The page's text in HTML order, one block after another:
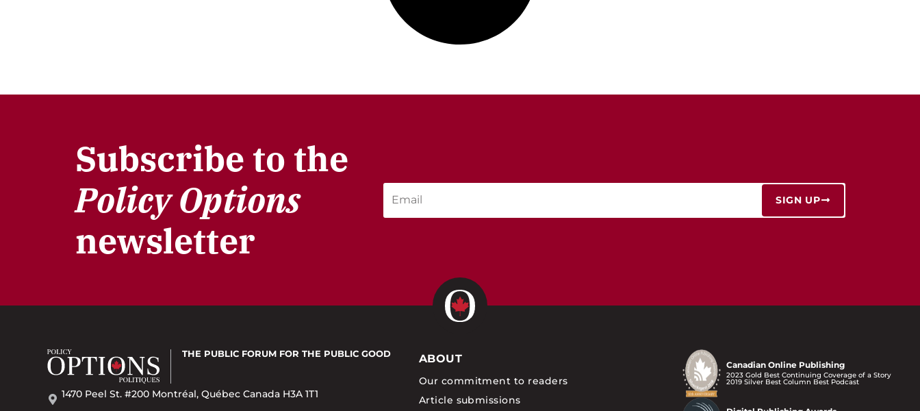
Subscribe to the
Policy Options
newsletter
SIGN UP
THE PUBLIC FORUM FOR THE PUBLIC GOOD
1470 Peel St. #200 Montréal, Québec Canada H3A 1T1
ABOUT
Our commitment to readers
Article submissions
Canadian Online Publishing
2023 Gold Best Continuing Coverage of a Story
2019 Silver Best Column Best Podcast